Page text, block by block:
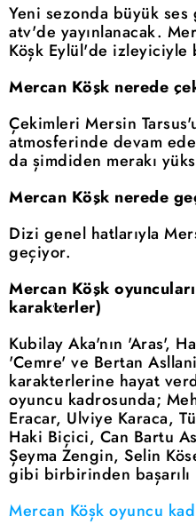
Yeni sezonda büyük
atv'de yayınlanacak.
Köşk Eylül'de izleyiciyle
Mercan Köşk nerede
Çekimleri Mersin
atmosferinde devam
da şimdiden merakı
Mercan Köşk nerede
Dizi genel hatlarıyla
geçiyor.
Mercan Köşk
karakterler)
Kubilay Aka'nın 'Aras',
'Cemre' ve Bertan
karakterlerine hayat
oyuncu kadrosunda;
Eracar, Ulviye Karaca,
Haki Biçici, Can Bartu
Şeyma Zengin, Selin
gibi birbirinden başarılı
Mercan Köşk oyuncu